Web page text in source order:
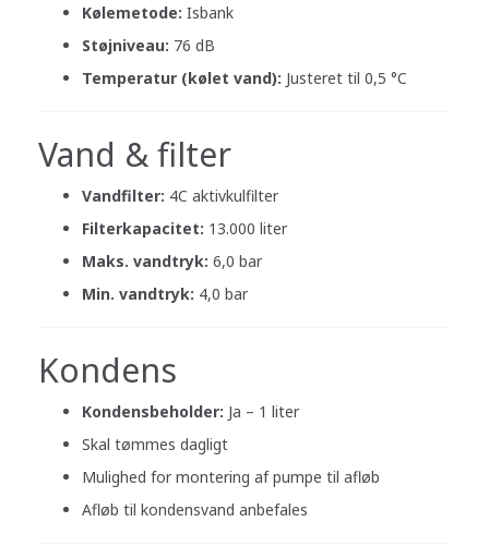
Kølemetode: Isbank
Støjniveau: 76 dB
Temperatur (kølet vand): Justeret til 0,5 °C
Vand & filter
Vandfilter: 4C aktivkulfilter
Filterkapacitet: 13.000 liter
Maks. vandtryk: 6,0 bar
Min. vandtryk: 4,0 bar
Kondens
Kondensbeholder: Ja – 1 liter
Skal tømmes dagligt
Mulighed for montering af pumpe til afløb
Afløb til kondensvand anbefales